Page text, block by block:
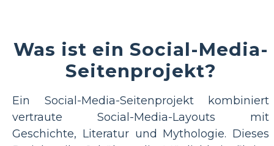
Was ist ein Social-Media-
Seitenprojekt?
Ein Social-Media-Seitenprojekt kombiniert
vertraute Social-Media-Layouts mit
Geschichte, Literatur und Mythologie. Dieses